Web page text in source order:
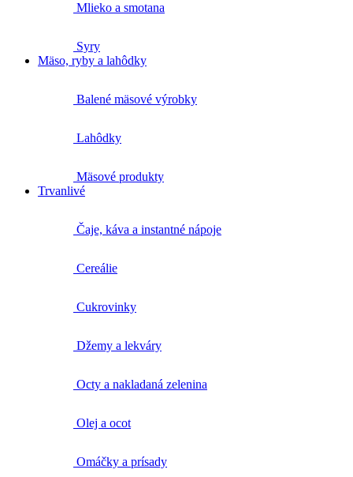
Mlieko a smotana
Syry
Mäso, ryby a lahôdky
Balené mäsové výrobky
Lahôdky
Mäsové produkty
Trvanlivé
Čaje, káva a instantné nápoje
Cereálie
Cukrovinky
Džemy a lekváry
Octy a nakladaná zelenina
Olej a ocot
Omáčky a prísady